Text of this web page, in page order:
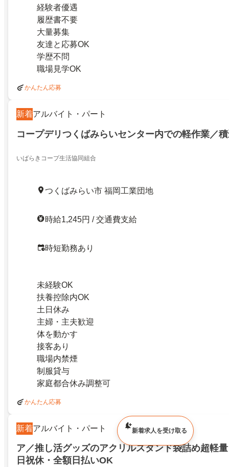
経験者優遇
履歴書不要
大量募集
友達と応募OK
学歴不問
職場見学OK
かんたん応募
新着アルバイト・パート
コープデリつくばみらいセンター内での軽作業／
いばらきコープ生活協同組合
つくばみらい市 福岡工業団地
時給1,245円 / 交通費支給
時短勤務あり
未経験OK
扶養控除内OK
土日休み
主婦・主夫歓迎
体を動かす
接客あり
職場内禁煙
制服貸与
家庭都合休み調整可
かんたん応募
新着アルバイト・パート
ア／推し活グッズのアクリルスタンド袋詰め超軽
日祝休・全額日払いOK
新着求人を受け取る